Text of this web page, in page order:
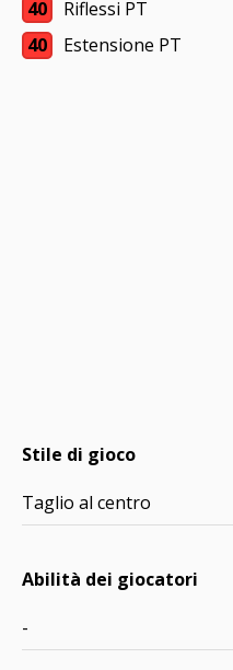
40
Riflessi PT
40
Estensione PT
Stile di gioco
Taglio al centro
Abilità dei giocatori
-